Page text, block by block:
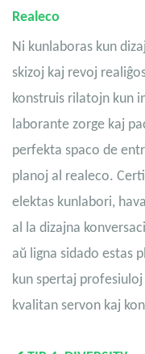
Realeco
Ni kunlaboras kun
skizoj kaj revoj
konstruis rilatojn kun
laborante zorge kaj
perfekta spaco de
planoj al realeco.
elektas kunlabori,
al la dizajna
aŭ ligna sidado estas
kun spertaj
kvalitan servon kaj